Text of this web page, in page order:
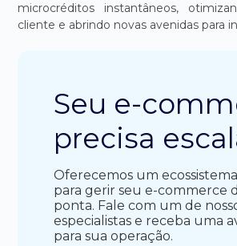
microcréditos instantâneos,
cliente e abrindo novas avenidas para
Seu e-
precisa
Oferecemos um
para gerir seu e-commerce
ponta. Fale com um de
especialistas e receba uma
para sua operação.